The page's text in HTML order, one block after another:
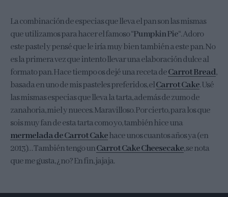
La combinación de especias que lleva el pan son las mismas
que utilizamos para hacer el famoso “Pumpkin Pie“. Adoro
este pastel y pensé que le iría muy bien también a este pan. No
es la primera vez que intento llevar una elaboración dulce al
formato pan. Hace tiempo os dejé una receta deCarrot Bread,
basada en uno de mis pasteles preferidos, elCarrot Cake. Usé
las mismas especias que lleva la tarta, además de zumo de
zanahoria, miel y nueces. Maravilloso. Por cierto, para los que
sois muy fan de esta tarta como yo, también hice una
mermelada de Carrot Cakehace unos cuantos años ya (en
2013)… También tengo unCarrot Cake Cheesecake, se nota
que me gusta, ¿no? En fin, jajaja.